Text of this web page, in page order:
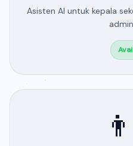
Asisten AI untuk kepala